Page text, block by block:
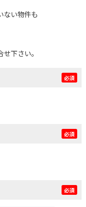
ない物件も
下さい。
必須
必須
必須